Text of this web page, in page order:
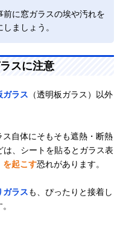
に窓ガラスの埃や汚れを
ましょう。
スに注意
ガラス （透明板ガラス）以外
ス自体にそもそも遮熱・断熱
は、シートを貼るとガラス表
を起こす恐れがあります。
ガラスも、ぴったりと接着し